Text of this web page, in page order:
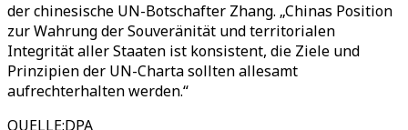
der chinesische UN-Botschafter Zhang. „Chinas Position
zur Wahrung der Souveränität und territorialen
Integrität aller Staaten ist konsistent, die Ziele und
Prinzipien der UN-Charta sollten allesamt
aufrechterhalten werden.“
QUELLE:DPA